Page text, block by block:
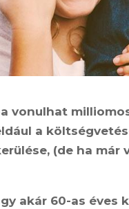
vonulhat
a
(de ha
akár 60-as